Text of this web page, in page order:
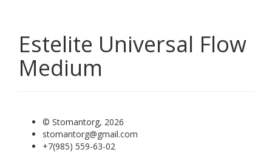
Estelite Universal Flow
Medium
© Stomantorg, 2026
stomantorg@gmail.com
+7(985) 559-63-02